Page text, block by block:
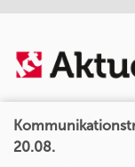
20.08.